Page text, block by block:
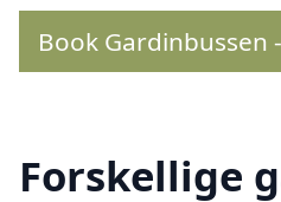
Book Gardinbussen
Forskellige